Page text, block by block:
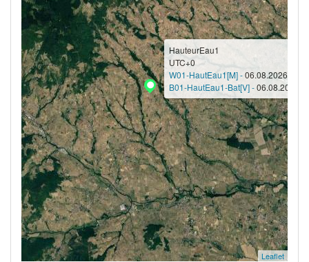
HauteurEau1
UTC+0
W01-HautEau1[M] -06.08.2026
B01-HautEau1-Bat[V] -06.08.2026
Leaflet